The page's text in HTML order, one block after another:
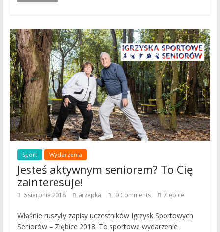
Sport Wydarzenia
Jesteś aktywnym seniorem? To Cię
zainteresuje!
6 sierpnia 2018 arzepka 0 Comments Ziębice
Właśnie ruszyły zapisy uczestników Igrzysk Sportowych
Seniorów – Ziębice 2018. To sportowe wydarzenie